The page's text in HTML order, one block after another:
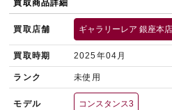
買取商品詳細
買取店舗 ギャラリーレア 銀座本店
買取時期 2025年04月
ランク 未使用
モデル コンスタンス3